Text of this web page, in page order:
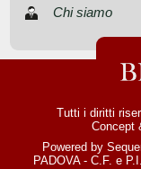
Chi siamo
Tutti i diritti
Concept
Powered by
PADOVA - C.F. e